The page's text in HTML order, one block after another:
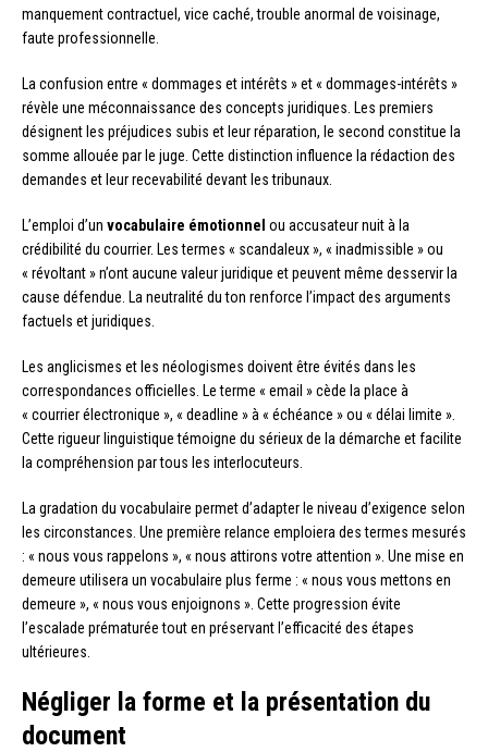
manquement contractuel, vice caché, trouble anormal de voisinage,
faute professionnelle.
La confusion entre « dommages et intérêts » et « dommages-intérêts »
révèle une méconnaissance des concepts juridiques. Les premiers
désignent les préjudices subis et leur réparation, le second constitue la
somme allouée par le juge. Cette distinction influence la rédaction des
demandes et leur recevabilité devant les tribunaux.
L’emploi d’un vocabulaire émotionnel ou accusateur nuit à la
crédibilité du courrier. Les termes « scandaleux », « inadmissible » ou
« révoltant » n’ont aucune valeur juridique et peuvent même desservir la
cause défendue. La neutralité du ton renforce l’impact des arguments
factuels et juridiques.
Les anglicismes et les néologismes doivent être évités dans les
correspondances officielles. Le terme « email » cède la place à
« courrier électronique », « deadline » à « échéance » ou « délai limite ».
Cette rigueur linguistique témoigne du sérieux de la démarche et facilite
la compréhension par tous les interlocuteurs.
La gradation du vocabulaire permet d’adapter le niveau d’exigence selon
les circonstances. Une première relance emploiera des termes mesurés
: « nous vous rappelons », « nous attirons votre attention ». Une mise en
demeure utilisera un vocabulaire plus ferme : « nous vous mettons en
demeure », « nous vous enjoignons ». Cette progression évite
l’escalade prématurée tout en préservant l’efficacité des étapes
ultérieures.
Négliger la forme et la présentation du
document